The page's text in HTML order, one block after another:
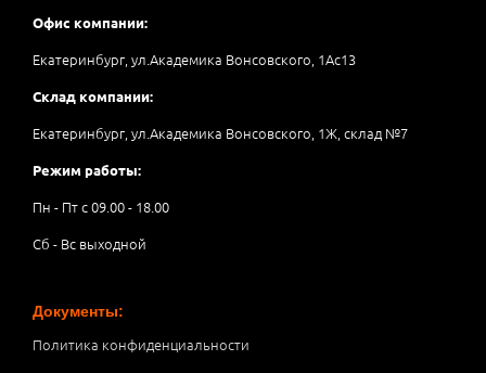
Офис компании:
Екатеринбург, ул.Академика Вонсовского, 1Аc13
Склад компании:
Екатеринбург, ул.Академика Вонсовского, 1Ж, склад №7
Режим работы:
Пн - Пт с 09.00 - 18.00
Сб - Вс выходной
Документы:
Политика конфиденциальности